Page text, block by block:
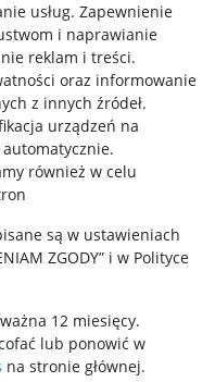
usług. Zapewnienie
i naprawianie
reklam i treści.
oraz informowanie
z innych źródeł.
urządzeń na
.
również w celu
są w ustawieniach
ZGODY” i w Polityce
12 miesięcy.
lub ponowić w
na stronie głównej.